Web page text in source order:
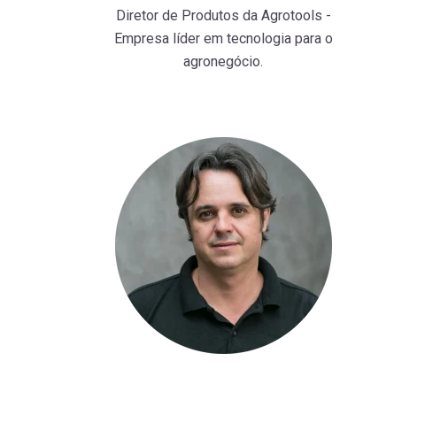
Diretor de Produtos da Agrotools -
Empresa líder em tecnologia para o
agronegócio.